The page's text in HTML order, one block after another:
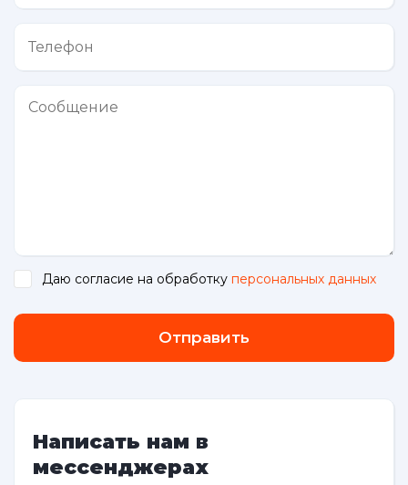
Даю согласие на обработку персональных данных
Отправить
Написать нам в
мессенджерах